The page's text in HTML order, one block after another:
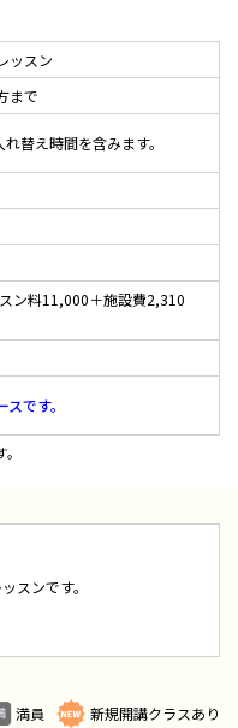
ッスン
まで
替え時間を含みます。
ン料11,000＋施設費2,310
です。
スンです。
満員 新規開講クラスあり